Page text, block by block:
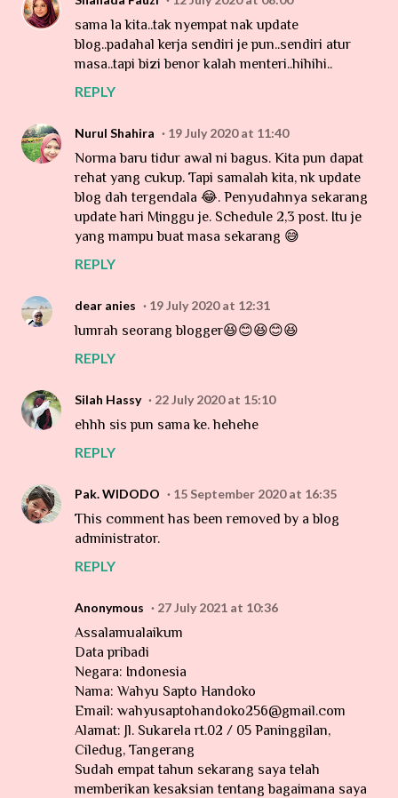
sama la kita..tak nyempat nak update
blog..padahal kerja sendiri je pun..sendiri atur
masa..tapi bizi benor kalah menteri..hihihi..
REPLY
Nurul Shahira 19 July 2020 at 11:40
Norma baru tidur awal ni bagus. Kita pun dapat
rehat yang cukup. Tapi samalah kita, nk update
blog dah tergendala 😂. Penyudahnya sekarang
update hari Minggu je. Schedule 2,3 post. Itu je
yang mampu buat masa sekarang 😅
REPLY
dear anies 19 July 2020 at 12:31
lumrah seorang blogger😆😊😆😊😆
REPLY
Silah Hassy 22 July 2020 at 15:10
ehhh sis pun sama ke. hehehe
REPLY
Pak. WIDODO 15 September 2020 at 16:35
This comment has been removed by a blog
administrator.
REPLY
Anonymous 27 July 2021 at 10:36
Assalamualaikum
Data pribadi
Negara: Indonesia
Nama: Wahyu Sapto Handoko
Email: wahyusaptohandoko256@gmail.com
Alamat: Jl. Sukarela rt.02 / 05 Paninggilan,
Ciledug, Tangerang
Sudah empat tahun sekarang saya telah
memberikan kesaksian tentang bagaimana saya